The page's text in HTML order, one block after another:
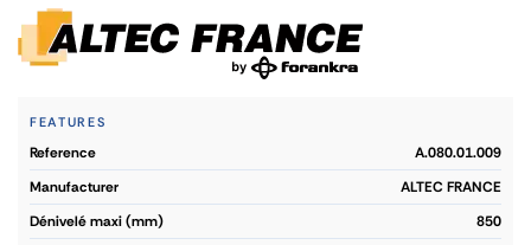
FEATURES
reference
A.080.01.009
manufacturer
ALTEC FRANCE
dénivelé maxi (mm)
850